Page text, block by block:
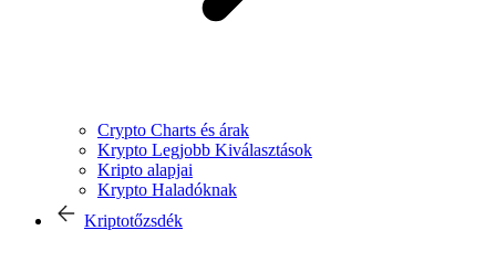
Crypto Charts és árak
Krypto Legjobb Kiválasztások
Kripto alapjai
Krypto Haladóknak
Kriptotőzsdék